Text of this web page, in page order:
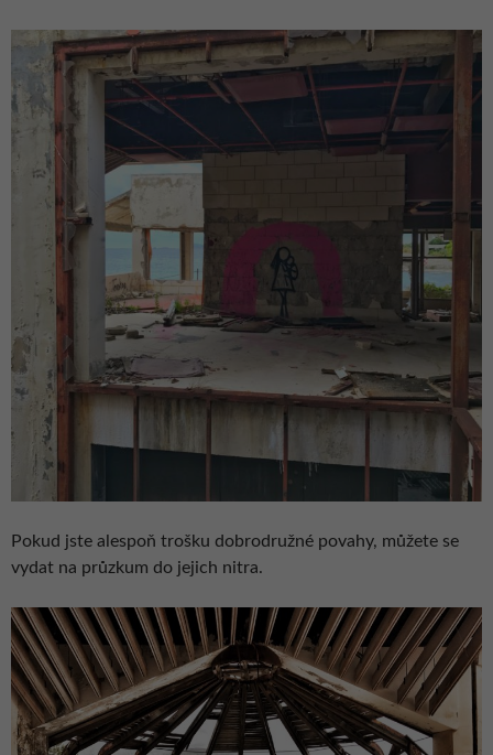
Pokud jste alespoň trošku dobrodružné povahy, můžete se
vydat na průzkum do jejich nitra.